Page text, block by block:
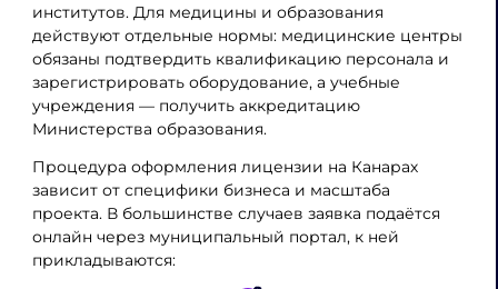
институтов. Для медицины и образования
действуют отдельные нормы: медицинские центры
обязаны подтвердить квалификацию персонала и
зарегистрировать оборудование, а учебные
учреждения — получить аккредитацию
Министерства образования.
Процедура оформления лицензии на Канарах
зависит от специфики бизнеса и масштаба
проекта. В большинстве случаев заявка подаётся
онлайн через муниципальный портал, к ней
прикладываются: